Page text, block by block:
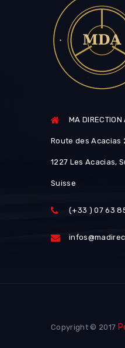
MA
Route des Acacias
1227 Les Acacias,
Suisse
(+33 ) 07 63
Copyright © 2017